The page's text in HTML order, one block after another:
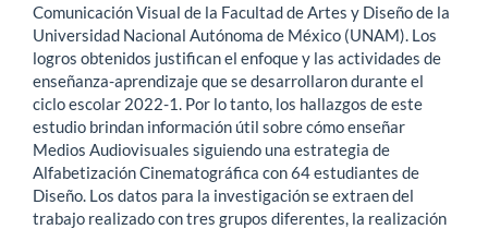
Comunicación Visual de la Facultad de Artes y Diseño de la
Universidad Nacional Autónoma de México (UNAM). Los
logros obtenidos justifican el enfoque y las actividades de
enseñanza-aprendizaje que se desarrollaron durante el
ciclo escolar 2022-1. Por lo tanto, los hallazgos de este
estudio brindan información útil sobre cómo enseñar
Medios Audiovisuales siguiendo una estrategia de
Alfabetización Cinematográfica con 64 estudiantes de
Diseño. Los datos para la investigación se extraen del
trabajo realizado con tres grupos diferentes, la realización